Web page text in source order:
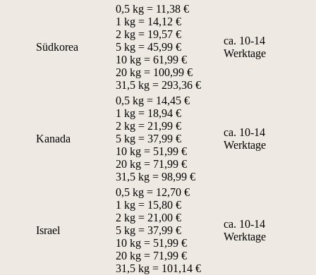
Südkorea
0,5 kg = 11,38 €
1 kg = 14,12 €
2 kg = 19,57 €
5 kg = 45,99 €
10 kg = 61,99 €
20 kg = 100,99 €
31,5 kg = 293,36 €
ca. 10-14
Werktage
Kanada
0,5 kg = 14,45 €
1 kg = 18,94 €
2 kg = 21,99 €
5 kg = 37,99 €
10 kg = 51,99 €
20 kg = 71,99 €
31,5 kg = 98,99 €
ca. 10-14
Werktage
Israel
0,5 kg = 12,70 €
1 kg = 15,80 €
2 kg = 21,00 €
5 kg = 37,99 €
10 kg = 51,99 €
20 kg = 71,99 €
31,5 kg = 101,14 €
ca. 10-14
Werktage